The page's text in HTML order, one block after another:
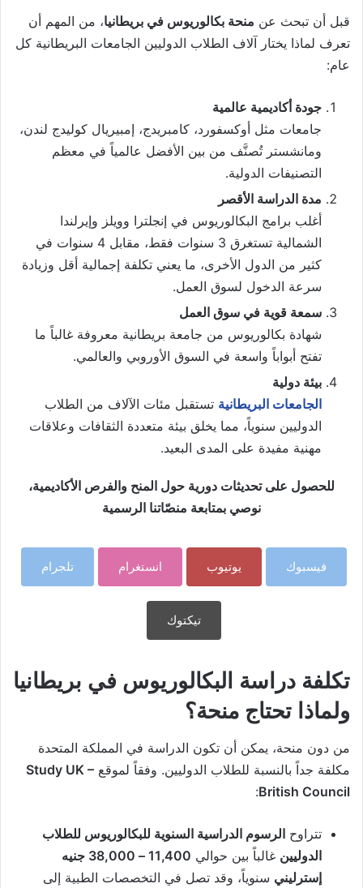
قبل أن تبحث عن منحة بكالوريوس في بريطانيا، من المهم أن
تعرف لماذا يختار آلاف الطلاب الدوليين الجامعات البريطانية كل
عام:
جودة أكاديمية عالمية
جامعات مثل أوكسفورد، كامبريدج، إمبيريال كوليدج لندن،
ومانشستر تُصنَّف من بين الأفضل عالمياً في معظم
التصنيفات الدولية.
مدة الدراسة الأقصر
أغلب برامج البكالوريوس في إنجلترا وويلز وإيرلندا
الشمالية تستغرق 3 سنوات فقط، مقابل 4 سنوات في
كثير من الدول الأخرى، ما يعني تكلفة إجمالية أقل وزيادة
سرعة الدخول لسوق العمل.
سمعة قوية في سوق العمل
شهادة بكالوريوس من جامعة بريطانية معروفة غالباً ما
تفتح أبواباً واسعة في السوق الأوروبي والعالمي.
بيئة دولية
الجامعات البريطانية تستقبل مئات الآلاف من الطلاب
الدوليين سنوياً، مما يخلق بيئة متعددة الثقافات وعلاقات
مهنية مفيدة على المدى البعيد.
للحصول على تحديثات دورية حول المنح والفرص الأكاديمية،
نوصي بمتابعة منصّاتنا الرسمية
فيسبوك يوتيوب انستغرام تلجرام
تيكتوك
تكلفة دراسة البكالوريوس في بريطانيا
ولماذا تحتاج منحة؟
من دون منحة، يمكن أن تكون الدراسة في المملكة المتحدة
مكلفة جداً بالنسبة للطلاب الدوليين. وفقاً لموقع Study UK –
British Council
:
تتراوح الرسوم الدراسية السنوية للبكالوريوس للطلاب
الدوليين غالباً بين حوالي
11,400 – 38,000 جنيه
إسترليني سنوياً، وقد تصل في التخصصات الطبية إلى